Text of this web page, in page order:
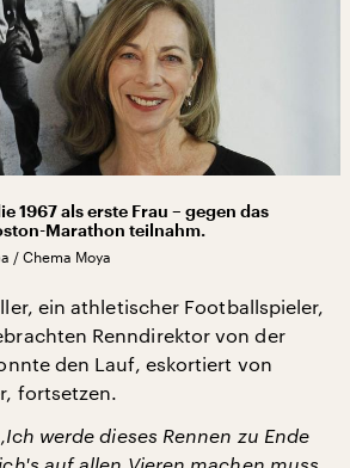
1967 als erste Frau – gegen das
Marathon teilnahm.
/ Chema Moya
ein athletischer Footballspieler,
Renndirektor von der
den Lauf, eskortiert von
fortsetzen.
werde dieses Rennen zu Ende